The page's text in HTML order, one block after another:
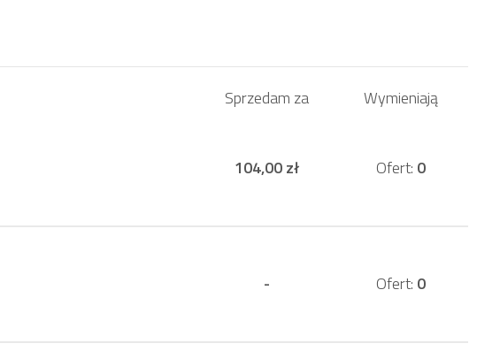
Sprzedam za Wymieniają
104,00 zł Ofert: 0
- Ofert: 0